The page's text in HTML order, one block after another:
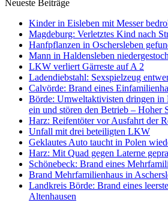
Neueste Beiträge
Kinder in Eisleben mit Messer
Magdeburg: Verletztes Kind nach
Hanfpflanzen in Oschersleben
Mann in Haldensleben
LKW verliert Gärreste auf A 2
Ladendiebstahl: Sexspielzeug
Calvörde: Brand eines
Börde: Umweltaktivisten dringen in
ein und stören den Betrieb – Hoher
Harz: Reifentöter vor Ausfahrt der
Unfall mit drei beteiligten LKW
Geklautes Auto taucht in Polen
Harz: Mit Quad gegen Laterne
Schönebeck: Brand eines
Brand Mehrfamilienhaus in
Landkreis Börde: Brand eines
Altenhausen